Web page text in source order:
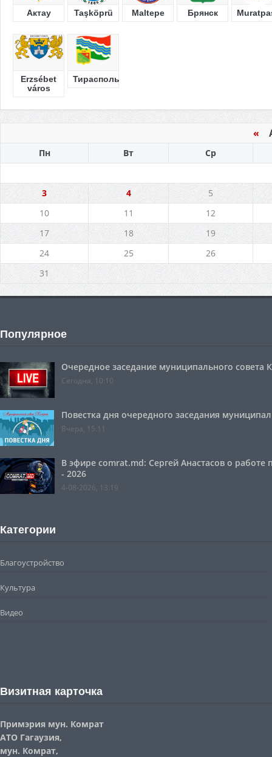
Актау Taşköprü Maltepe Брянск
Erzsébet
város
Тирасполь
«
Пн Вт Ср
3 4
5
10
11
12
17
18
19
24
25
26
31
Популярное
Очередное заседание муниципального совета
Сегодня, 10:10
Повестка дня очередного заседания
Вчера, 15:11
В эфире comrat.md: Сергей Анастасов о
- 2026
4-08-2026, 13:19
Категории
Благоустройство
Культура
Видео
Визитная карточка
Примэрия мун. Комрат
АТО Гагаузия,
мун. Комрат,